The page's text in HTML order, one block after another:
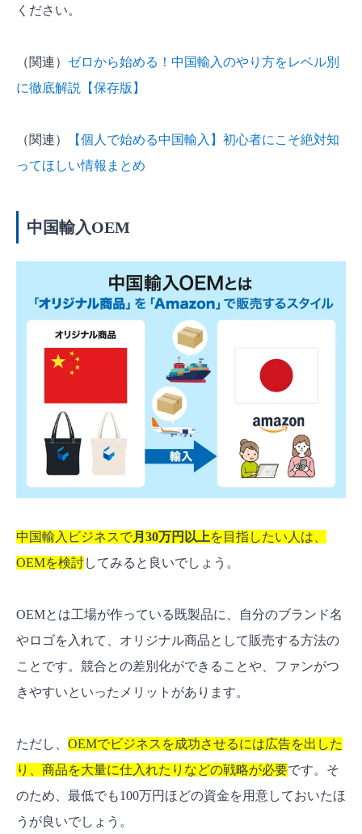
ください。
（関連） ゼロから始める！中国輸入のやり方をレベル別
に徹底解説【保存版】
（関連）
【個人で始める中国輸入】初心者にこそ絶対知
ってほしい情報まとめ
中国輸入OEM
中国輸入ビジネスで月30万円以上を目指したい人は、
OEMを検討してみると良いでしょう。
OEMとは工場が作っている既製品に、自分のブランド名
やロゴを入れて、オリジナル商品として販売する方法の
ことです。競合との差別化ができることや、ファンがつ
きやすいといったメリットがあります。
ただし、 OEMでビジネスを成功させるには広告を出した
り、商品を大量に仕入れたりなどの戦略が必要です。そ
のため、最低でも100万円ほどの資金を用意しておいたほ
うが良いでしょう。